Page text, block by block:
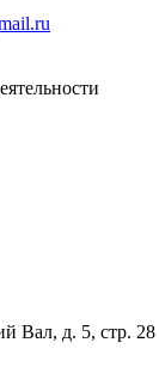
Вал, д. 5, стр. 28